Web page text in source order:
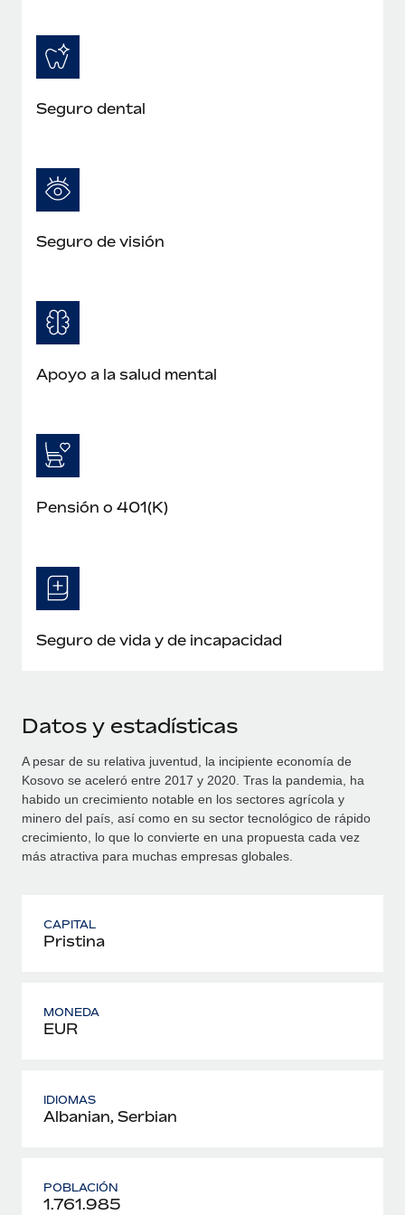
Seguro dental
Seguro de visión
Apoyo a la salud mental
Pensión o 401(K)
Seguro de vida y de incapacidad
Datos y estadísticas
A pesar de su relativa juventud, la incipiente economía de
Kosovo se aceleró entre 2017 y 2020. Tras la pandemia, ha
habido un crecimiento notable en los sectores agrícola y
minero del país, así como en su sector tecnológico de rápido
crecimiento, lo que lo convierte en una propuesta cada vez
más atractiva para muchas empresas globales.
CAPITAL
Pristina
MONEDA
EUR
IDIOMAS
Albanian, Serbian
POBLACIÓN
1.761.985